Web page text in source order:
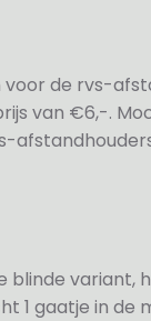
voor de rvs-
van €6,-.
blinde variant,
1 gaatje in de